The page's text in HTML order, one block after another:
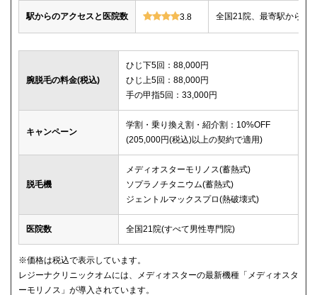
駅からのアクセスと医院数 3.8 全国21院、最寄駅から徒
腕脱毛の料金(税込)
ひじ下5回：88,000円
ひじ上5回：88,000円
手の甲指5回：33,000円
キャンペーン
学割・乗り換え割・紹介割：10%OFF
(205,000円(税込)以上の契約で適用)
脱毛機
メディオスターモリノス(蓄熱式)
ソプラノチタニウム(蓄熱式)
ジェントルマックスプロ(熱破壊式)
医院数 全国21院(すべて男性専門院)
※価格は税込で表示しています。
レジーナクリニックオムには、メディオスターの最新機種「メディオスタ
ーモリノス」が導入されています。